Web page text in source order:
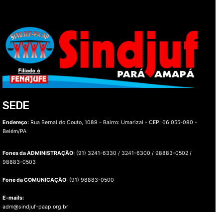
SEDE
Endereço: Rua Bernal do Couto, 1089 - Bairro: Umarizal - CEP: 66.055-080 -
Belém/PA
Fones da ADMINISTRAÇÃO: (91) 3241-6330 / 3241-6300 / 98883-0502 /
98883-0503
Fone da COMUNICAÇÃO: (91) 98883-0500
E-mails:
adm@sindjuf-paap.org.br